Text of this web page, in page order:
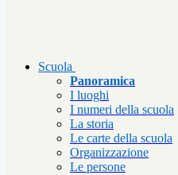
Scuola
Panoramica
I luoghi
I numeri della scuola
La storia
Le carte della scuola
Organizzazione
Le persone